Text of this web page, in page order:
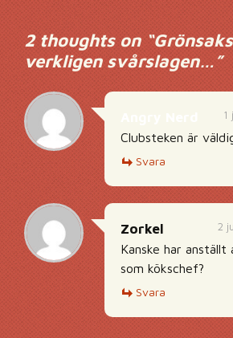
2 thoughts on “
verkligen svårslagen…”
1
Clubsteken är
Svara
2
Zorkel
Kanske har anställt
som kökschef?
Svara